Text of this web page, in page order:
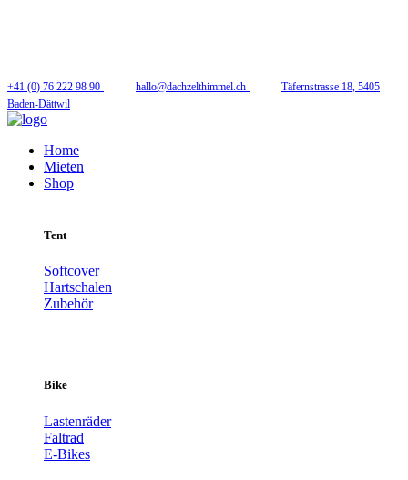
+41 (0) 76 222 98 90 hallo@dachzelthimmel.ch
Täfernstrasse 18, 5405
Baden-Dättwil
Home
Mieten
Shop
Tent
Softcover
Hartschalen
Zubehör
Bike
Lastenräder
Faltrad
E-Bikes